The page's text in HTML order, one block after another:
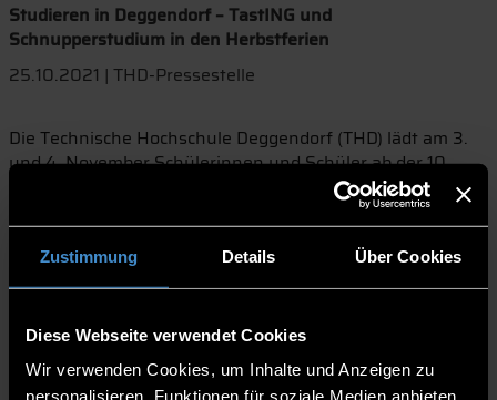
Zustimmung Details Über Cookies
Diese Webseite verwendet Cookies
Wir verwenden Cookies, um Inhalte und Anzeigen zu
personalisieren, Funktionen für soziale Medien anbieten
Studieren in Deggendorf – TastING und
Schnupperstudium in den Herbstferien
25.10.2021 | THD-Pressestelle
Die Technische Hochschule Deggendorf (THD) lädt am 3.
und 4. November Schülerinnen und Schüler ab der 10.
Jahrgangsstufe zu einem Besuch des Campus ein. Das
Schnupperstudium und TastING finden wieder statt. Beide
Veranstaltungen helfen bei der Studien- und
Berufsorientierung. Besucher können sich in echte
Vorlesungen setzen, Labore ansehen oder für Workshops
einen 3D-Scanner baut oder eine App programmiert.
Das Schnupperstudium am 3. November steht ganz unter
dem Motto „Studieren probieren“. Schülerinnen und